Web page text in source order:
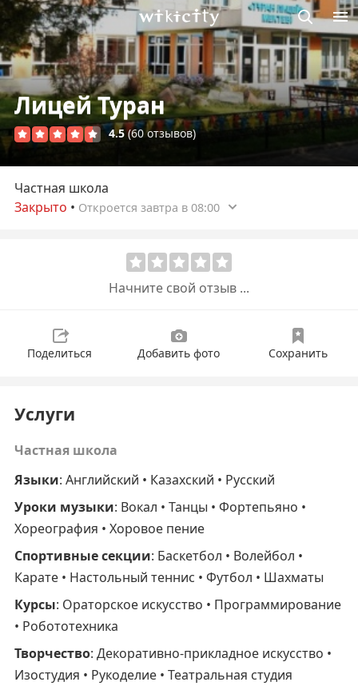
Викисити
Лицей Туран
4.5 (60 отзывов)
Частная школа
Закрыто • Откроется завтра в 08:00
Начните свой отзыв ...
Поделиться Добавить фото Сохранить
Услуги
Частная школа
Языки: Английский • Казахский • Русский
Уроки музыки: Вокал • Танцы • Фортепьяно •
Хореография • Хоровое пение
Спортивные секции: Баскетбол • Волейбол •
Карате • Настольный теннис • Футбол • Шахматы
Курсы: Ораторское искусство • Программирование
• Робототехника
Творчество: Декоративно-прикладное искусство •
Изостудия • Рукоделие • Театральная студия